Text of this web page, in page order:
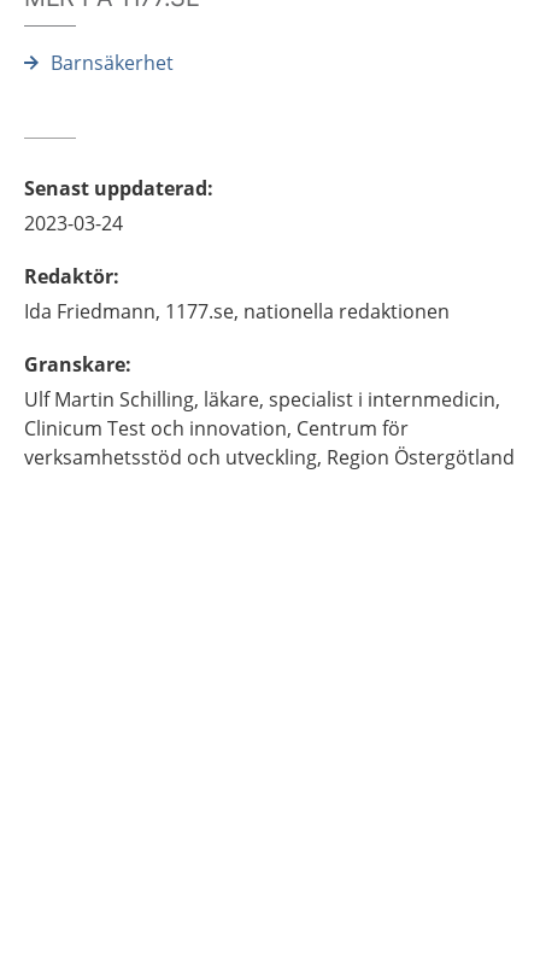
Barnsäkerhet
Senast uppdaterad:
2023-03-24
Redaktör:
Ida Friedmann, 1177.se, nationella redaktionen
Granskare:
Ulf Martin Schilling, läkare, specialist i internmedicin,
Clinicum Test och innovation, Centrum för
verksamhetsstöd och utveckling, Region Östergötland